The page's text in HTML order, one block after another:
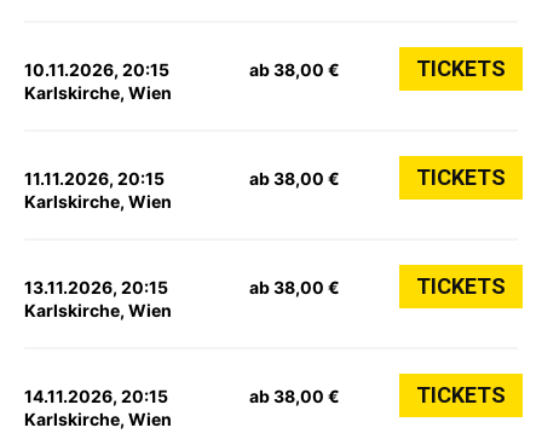
10.11.2026, 20:15
Karlskirche, Wien
ab 38,00 € TICKETS
11.11.2026, 20:15
Karlskirche, Wien
ab 38,00 € TICKETS
13.11.2026, 20:15
Karlskirche, Wien
ab 38,00 € TICKETS
14.11.2026, 20:15
Karlskirche, Wien
ab 38,00 € TICKETS